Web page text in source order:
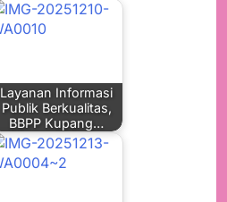
Layanan Informasi
Publik Berkualitas,
BBPP Kupang…